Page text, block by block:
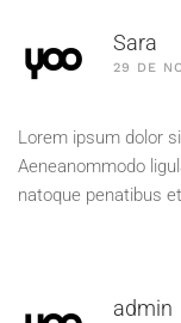
Sara
29 DE
Lorem ipsum dolor
Aeneanommodo
natoque penatibus
admin